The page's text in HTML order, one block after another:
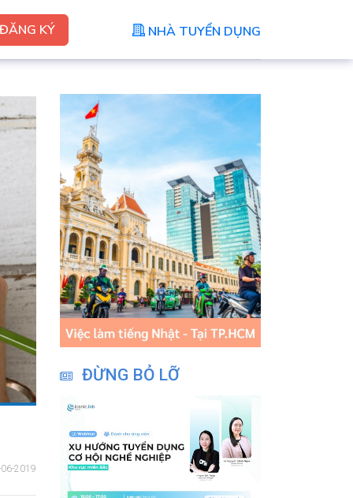
ĐĂNG KÝ NHÀ TUYỂN DỤNG
2019
ĐỪNG BỎ LỠ